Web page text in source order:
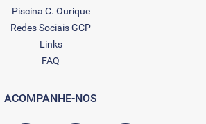
Piscina C. Ourique
Redes Sociais GCP
Links
FAQ
ACOMPANHE-NOS